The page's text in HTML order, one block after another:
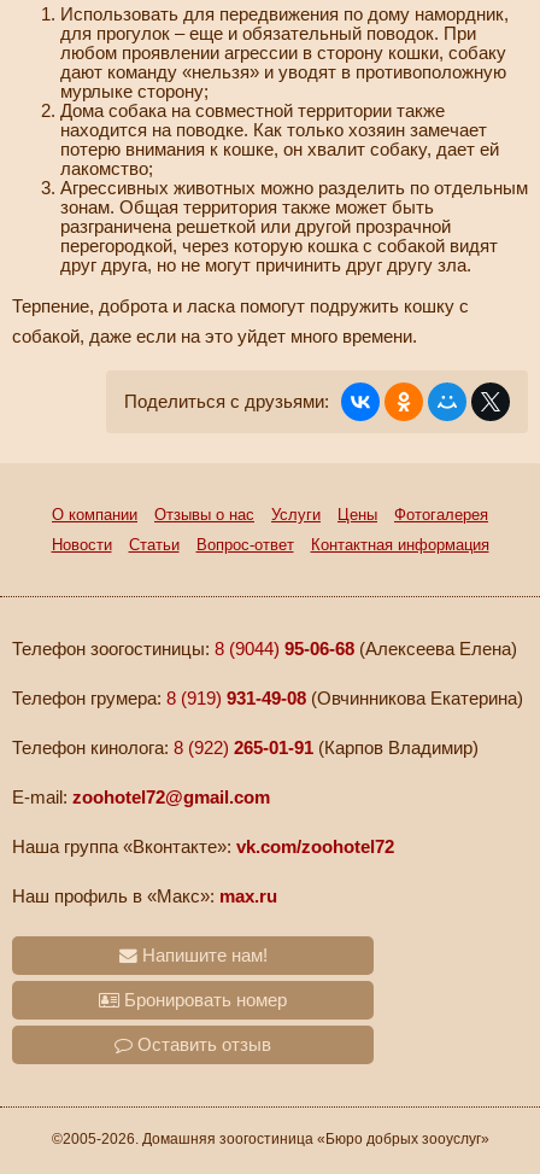
Использовать для передвижения по дому намордник,
для прогулок – еще и обязательный поводок. При
любом проявлении агрессии в сторону кошки, собаку
дают команду «нельзя» и уводят в противоположную
мурлыке сторону;
Дома собака на совместной территории также
находится на поводке. Как только хозяин замечает
потерю внимания к кошке, он хвалит собаку, дает ей
лакомство;
Агрессивных животных можно разделить по отдельным
зонам. Общая территория также может быть
разграничена решеткой или другой прозрачной
перегородкой, через которую кошка с собакой видят
друг друга, но не могут причинить друг другу зла.
Терпение, доброта и ласка помогут подружить кошку с
собакой, даже если на это уйдет много времени.
Поделиться с друзьями:
О компании Отзывы о нас Услуги Цены
Фотогалерея
Новости
Статьи Вопрос-ответ Контактная информация
Телефон зоогостиницы: 8 (9044) 95-06-68 (Алексеева Елена)
Телефон грумера: 8 (919) 931-49-08 (Овчинникова Екатерина)
Телефон кинолога: 8 (922) 265-01-91 (Карпов Владимир)
E-mail: zoohotel72@gmail.com
Наша группа «Вконтакте»: vk.com/zoohotel72
Наш профиль в «Макс»: max.ru
Напишите нам!
Бронировать номер
Оставить отзыв
©2005-2026. Домашняя зоогостиница «Бюро добрых зооуслуг»